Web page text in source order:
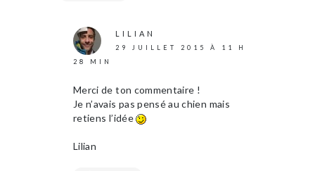
LILIAN
29 JUILLET 2015 À 11 H
28 MIN
Merci de ton commentaire !
Je n’avais pas pensé au chien mais
retiens l’idée
Lilian